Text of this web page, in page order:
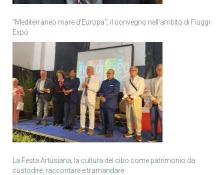
“Mediterraneo mare d’Europa”, il convegno nell’ambito di Fiuggi
Expo
La Festa Artusiana, la cultura del cibo come patrimonio da
custodire, raccontare e tramandare